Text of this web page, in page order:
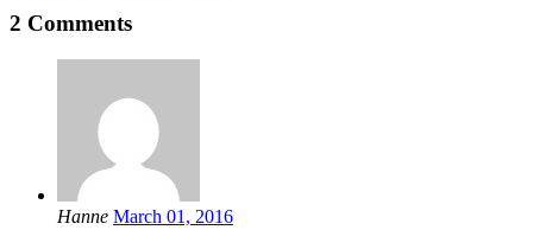
2 Comments
Hanne March 01, 2016